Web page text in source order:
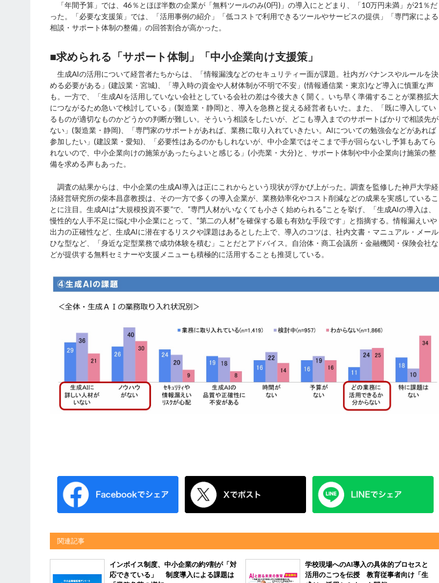
「年間予算」では、46％とほぼ半数の企業が「無料ツールのみ(0円)」の導入にとどまり、「10万円未満」が21％だ
った。「必要な支援策」では、「活用事例の紹介」「低コストで利用できるツールやサービスの提供」「専門家による
相談・サポート体制の整備」の回答割合が高かった。
■求められる「サポート体制」「中小企業向け支援策」
生成AIの活用について経営者たちからは、「情報漏洩などのセキュリティー面が課題。社内ガバナンスやルールを決
める必要がある」(建設業・宮城)、「導入時の資金や人材体制が不明で不安」(情報通信業・東京)など導入に慎重な声
も。一方で、「生成AIを活用していない会社としている会社の差は今後大きく開く。いち早く準備することが業務拡大
につながるため急いで検討している」(製造業・静岡)と、導入を急務と捉える経営者もいた。また、「既に導入してい
るものが適切なものかどうかの判断が難しい。そういう相談をしたいが、どこも導入までのサポートばかりで相談先が
ない」(製造業・静岡)、「専門家のサポートがあれば、業務に取り入れていきたい。AIについての勉強会などがあれば
参加したい」(建設業・愛知)、「必要性はあるのかもしれないが、中小企業ではそこまで手が回らないし予算もあてら
れないので、中小企業向けの施策があったらよいと感じる」(小売業・大分)と、サポート体制や中小企業向け施策の整
備を求める声もあった。
調査の結果からは、中小企業の生成AI導入は正にこれからという現状が浮かび上がった。調査を監修した神戸大学経
済経営研究所の柴本昌彦教授は、その一方で多くの導入企業が、業務効率化やコスト削減などの成果を実感しているこ
とに注目。生成AIは“大規模投資不要”で、“専門人材がいなくても小さく始められる”ことを挙げ、「生成AIの導入は、
慢性的な人手不足に悩む中小企業にとって、“第二の人材”を確保する最も有効な手段です」と指摘する。情報漏えいや
出力の正確性など、生成AIに潜在するリスクや課題はあるとした上で、導入のコツは、社内文書・マニュアル・メール
ひな型など、「身近な定型業務で成功体験を積む」ことだとアドバイス。自治体・商工会議所・金融機関・保険会社な
どが提供する無料セミナーや支援メニューも積極的に活用することも推奨している。
関連記事
インボイス制度、中小企業の約9割が「対
応できている」 制度導入による課題は
学校現場へのAI導入の具体的プロセスと
活用のこつを伝授 教育従事者向け「生